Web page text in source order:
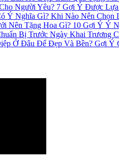
Người Yêu? 7 Gợi Ý Được
Ý Nghĩa Gì? Khi Nào Nên Chọn
Nên Tặng Hoa Gì? 10 Gợi Ý Ý
Bị Trước Ngày Khai Trương
Ở Đâu Để Đẹp Và Bền? Gợi Ý